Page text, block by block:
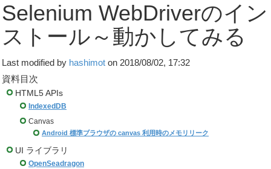
Selenium WebDriverのイン
ストール～動かしてみる
Last modified by hashimot on 2018/08/02, 17:32
資料目次
HTML5 APIs
IndexedDB
Canvas
Android 標準ブラウザの canvas 利用時のメモリリーク
UI ライブラリ
OpenSeadragon